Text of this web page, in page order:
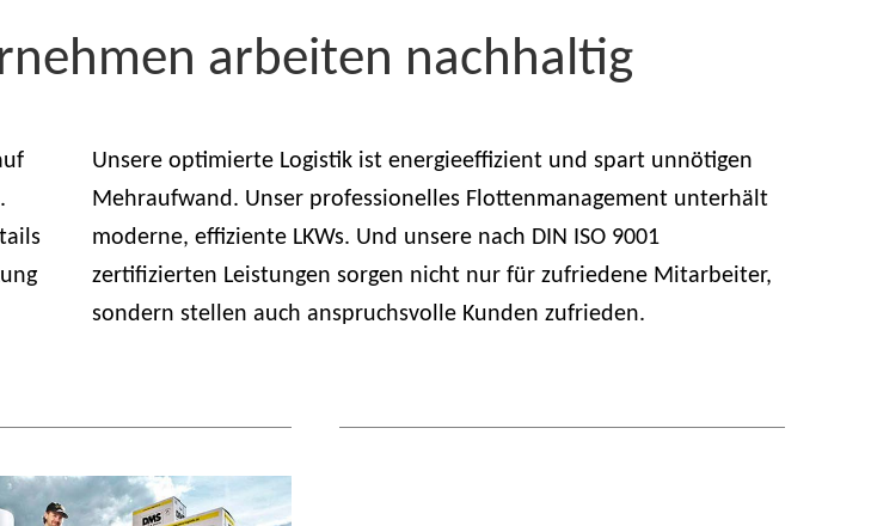
arbeiten nachhaltig
Unsere optimierte Logistik ist energieeffizient und spart unnötigen
Mehraufwand. Unser professionelles Flottenmanagement unterhält
moderne, effiziente LKWs. Und unsere nach DIN ISO 9001
zertifizierten Leistungen sorgen nicht nur für zufriedene Mitarbeiter,
sondern stellen auch anspruchsvolle Kunden zufrieden.